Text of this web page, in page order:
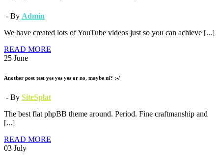
- By Admin
We have created lots of YouTube videos just so you can achieve [...]
READ MORE
25 June
Another post test yes yes yes or no, maybe ni? :-/
- By SiteSplat
The best flat phpBB theme around. Period. Fine craftmanship and
[...]
READ MORE
03 July